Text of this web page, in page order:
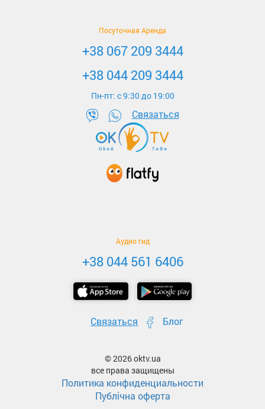
Посуточная Аренда
+38 067 209 3444
+38 044 209 3444
Пн-пт: c 9:30 до 19:00
Связаться
Аудио гид
+38 044 561 6406
Связаться Блог
© 2026 oktv.ua
все права защищены
Политика конфиденциальности
Публічна оферта